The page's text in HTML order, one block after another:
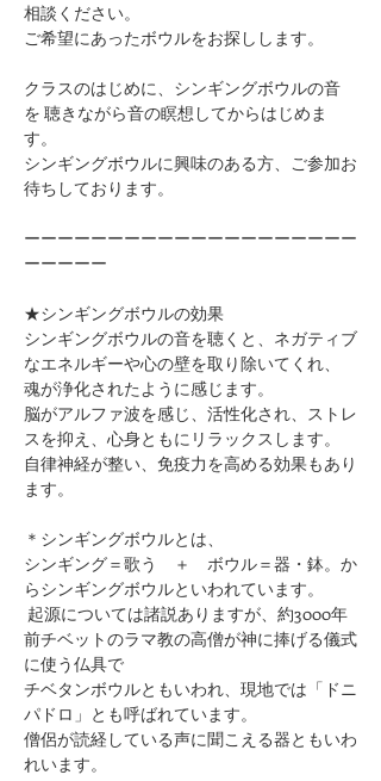
相談ください。
ご希望にあったボウルをお探しします。
クラスのはじめに、シンギングボウルの音
を ​聴きながら音の瞑想してからはじめま
す。
シンギングボウルに興味のある方、ご参加お
待ちしております。
ーーーーーーーーーーーーーーーーーーーー
ーーーーー
★シンギングボウルの効果
シンギングボウルの音を聴くと、ネガティブ
なエネルギーや心の壁を取り除いてくれ、
魂が浄化されたように感じます。
脳がアルファ波を感じ、活性化され、ストレ
スを抑え、心身ともにリラックスします。
自律神経が整い、免疫力を高める効果もあり
ます。
＊シンギングボウルとは、
シンギング＝歌う　＋　ボウル＝器・鉢。か
らシンギングボウルといわれています。
起源については諸説ありますが、約3000年
前チベットのラマ教の高僧が神に捧げる儀式
に使う仏具で
チベタンボウルともいわれ、現地では「ドニ
パドロ」とも呼ばれています。
僧侶が読経している声に聞こえる器ともいわ
れいます。